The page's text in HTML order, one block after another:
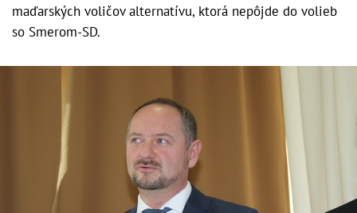
maďarských voličov alternatívu, ktorá nepôjde do volieb
so Smerom-SD.